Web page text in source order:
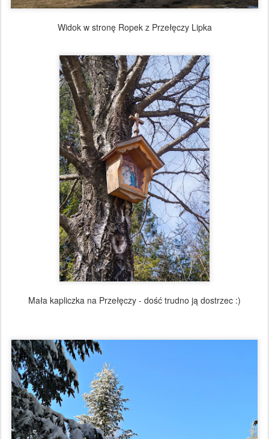
Widok w stronę Ropek z Przełęczy Lipka
Mała kapliczka na Przełęczy - dość trudno ją dostrzec :)